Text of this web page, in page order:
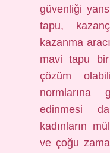
güvenliği
tapu,
kazanma
mavi tapu
çözüm
normlarına
edinmesi
kadınların
ve çoğu